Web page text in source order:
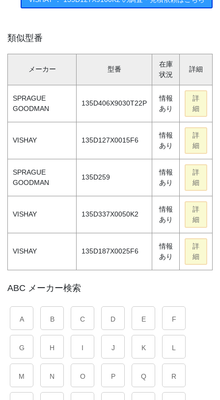
類似型番
メーカー 型番
在庫
状況
詳細
SPRAGUE
GOODMAN
135D406X9030T22P
情報
あり
詳
細
VISHAY 135D127X0015F6
情報
あり
詳
細
SPRAGUE
GOODMAN
135D259
情報
あり
詳
細
VISHAY 135D337X0050K2
情報
あり
詳
細
VISHAY 135D187X0025F6
情報
あり
詳
細
ABC メーカー検索
A B C D E F
G H I J K L
M N O P Q R